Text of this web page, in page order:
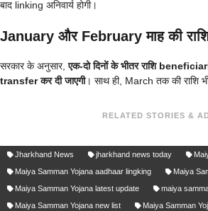
बाद linking अनिवार्य होगी।
January और February माह की
सरकार के अनुसार,एक-दो दिनों के भीतर राशि
transfer कर दी जाएगी। साथ ही, March तक की राशि
RELATED STORIES &
Jharkhand News jharkhand news today
Maiya Samman Yojana aadhaar lingking
Maiya
Maiya Samman Yojana latest update
maiya
Maiya Samman Yojana new list
Maiya Samman